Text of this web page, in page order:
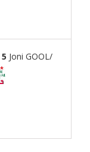
5 Joni GOOL/